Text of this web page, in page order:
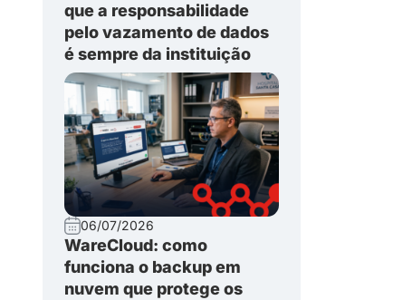
que a responsabilidade
pelo vazamento de dados
é sempre da instituição
06/07/2026
WareCloud: como
funciona o backup em
nuvem que protege os